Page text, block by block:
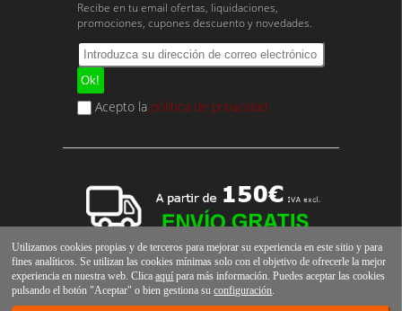
Recibe en tu email ofertas, liquidaciones,
promociones, cupones descuento y novedades.
Acepto la política de privacidad
Utilizamos cookies propias y de terceros para mejorar su experiencia en este sitio y para
fines analíticos. Se utilizan las cookies mínimas solo con el objetivo de ofrecerle la mejor
experiencia en nuestra web. Clicaaquí para más información. Puedes aceptar las cookies
pulsando el botón "Aceptar" o bien gestiona suconfiguración.